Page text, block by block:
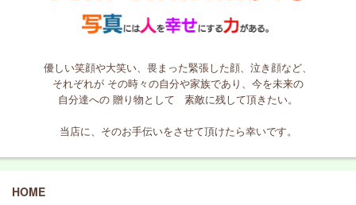
優しい笑顔や大笑い、畏まった緊張した顔、泣き顔など、
それぞれが その時々の自分や家族であり、今を未来の
自分達への 贈り物として 素敵に残して頂きたい。
当店に、そのお手伝いをさせて頂けたら幸いです。
HOME